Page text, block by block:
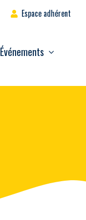
Espace adhérent
Événements